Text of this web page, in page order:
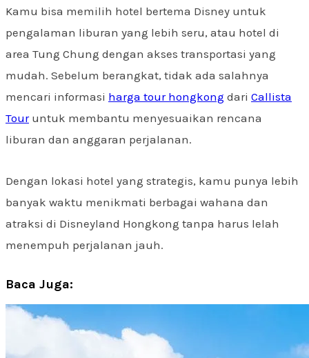
Kamu bisa memilih hotel bertema Disney untuk
pengalaman liburan yang lebih seru, atau hotel di
area Tung Chung dengan akses transportasi yang
mudah. Sebelum berangkat, tidak ada salahnya
mencari informasi harga tour hongkong dari Callista
Touruntuk membantu menyesuaikan rencana
liburan dan anggaran perjalanan.
Dengan lokasi hotel yang strategis, kamu punya lebih
banyak waktu menikmati berbagai wahana dan
atraksi di Disneyland Hongkong tanpa harus lelah
menempuh perjalanan jauh.
Baca Juga: